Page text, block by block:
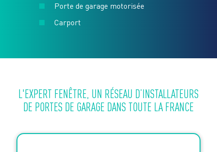
Porte de garage motorisée
Carport
L'EXPERT FENÊTRE, UN RÉSEAU D’INSTALLATEURS
DE PORTES DE GARAGE DANS TOUTE LA FRANCE